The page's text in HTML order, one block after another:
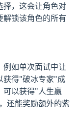
择，这会让角色对
锁该角色的所有
如单次面试中让
获得"破冰专家"成
可以获得"人生赢
还能奖励额外的紫